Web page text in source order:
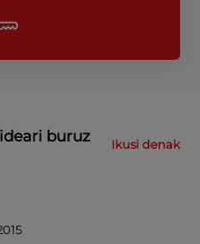
buruz
Ikusi denak